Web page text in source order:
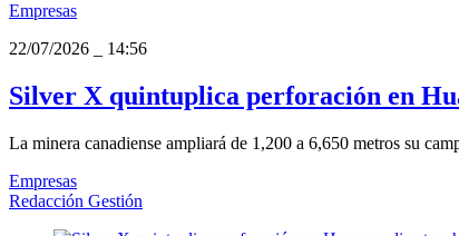
Empresas
22/07/2026
14:56
Silver X quintuplica perforación en
La minera canadiense ampliará de 1,200 a 6,650 metros su
Empresas
Redacción Gestión